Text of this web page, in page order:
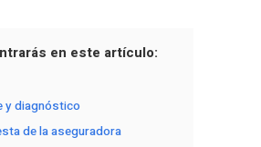
en este artículo:
y diagnóstico
de la aseguradora